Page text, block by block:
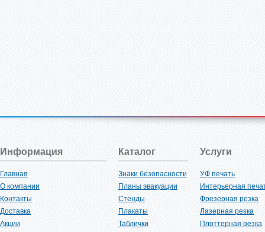
Информация Каталог Услуги
Главная Знаки безопасности
УФ печать
О компании
Планы эвакуации
Интерьерная
Контакты
Стенды
Фрезерная резка
Доставка
Плакаты
Лазерная резка
Акции
Таблички Плоттерная резка